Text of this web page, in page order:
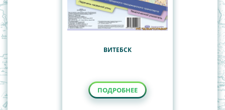
ВИТЕБСК
ПОДРОБНЕЕ